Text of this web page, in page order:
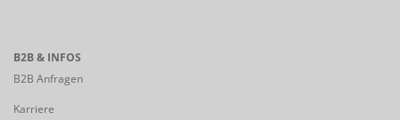
B2B & INFOS
B2B Anfragen
Karriere